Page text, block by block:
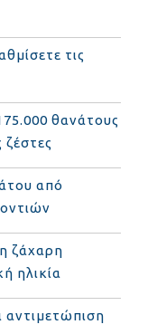
τις
θανάτους
από
ζάχαρη
ηλικία